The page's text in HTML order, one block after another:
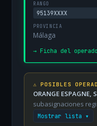
RANGO
95139XXXX
PROVINCIA
Málaga
→ Ficha del
⚠️ POSIBLES
ORANGE ESPAGNE,
subasignaciones
Mostrar lista ▾